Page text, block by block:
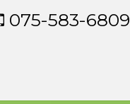
075-583-6809